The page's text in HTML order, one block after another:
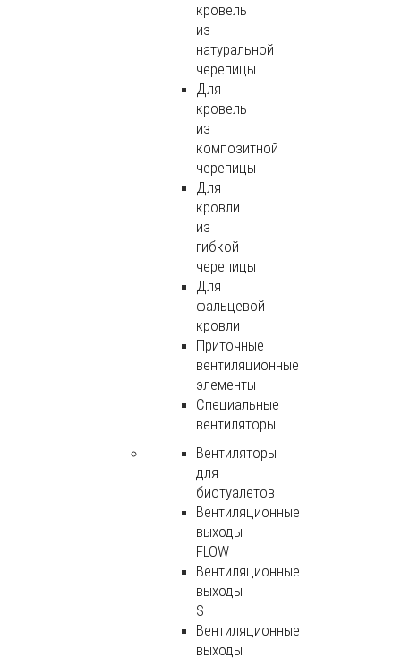
кровель
из
натуральной
черепицы
Для
кровель
из
композитной
черепицы
Для
кровли
из
гибкой
черепицы
Для
фальцевой
кровли
Приточные
вентиляционные
элементы
Специальные
вентиляторы
Вентиляторы
для
биотуалетов
Вентиляционные
выходы
FLOW
Вентиляционные
выходы
S
Вентиляционные
выходы